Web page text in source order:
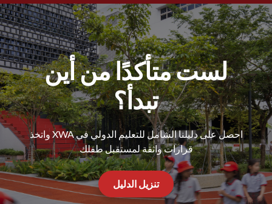
لست متأكدًا من أين
تبدأ؟
احصل على دليلنا الشامل للتعليم الدولي في XWA واتخذ
قرارات واثقة لمستقبل طفلك
تنزيل الدليل